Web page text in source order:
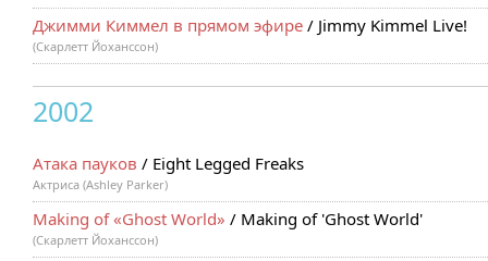
Джимми Киммел в прямом эфире / Jimmy Kimmel Live!
(Скарлетт Йоханссон)
2002
Атака пауков / Eight Legged Freaks
Актриса (Ashley Parker)
Making of «Ghost World» / Making of 'Ghost World'
(Скарлетт Йоханссон)